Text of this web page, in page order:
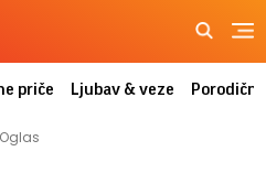
priče Ljubav & veze